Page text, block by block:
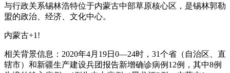
与行政关系锡林浩特位于内蒙古中部草原核心区，是锡林郭勒
盟的政治、经济、文化中心。
内蒙古+1!
相关背景信息：2020年4月19日0—24时，31个省（自治区、直
辖市）和新疆生产建设兵团报告新增确诊病例12例，其中8例